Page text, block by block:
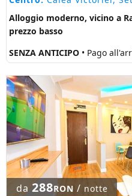
Alloggio moderno, vicino a
prezzo basso
SENZA ANTICIPO • Pago
da288RON / notte